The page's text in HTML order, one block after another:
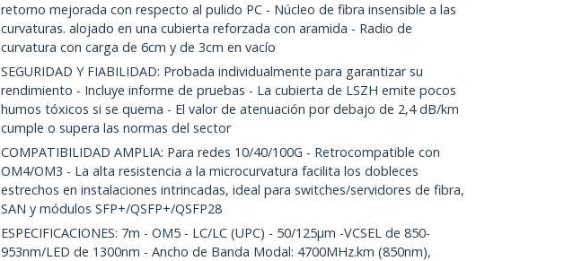
retorno mejorada con respecto al pulido PC - Núcleo de fibra insensible a las
curvaturas. alojado en una cubierta reforzada con aramida - Radio de
curvatura con carga de 6cm y de 3cm en vacío
SEGURIDAD Y FIABILIDAD: Probada individualmente para garantizar su
rendimiento - Incluye informe de pruebas - La cubierta de LSZH emite pocos
humos tóxicos si se quema - El valor de atenuación por debajo de 2,4 dB/km
cumple o supera las normas del sector
COMPATIBILIDAD AMPLIA: Para redes 10/40/100G - Retrocompatible con
OM4/OM3 - La alta resistencia a la microcurvatura facilita los dobleces
estrechos en instalaciones intrincadas, ideal para switches/servidores de fibra,
SAN y módulos SFP+/QSFP+/QSFP28
ESPECIFICACIONES: 7m - OM5 - LC/LC (UPC) - 50/125µm -VCSEL de 850-
953nm/LED de 1300nm - Ancho de Banda Modal: 4700MHz.km (850nm),